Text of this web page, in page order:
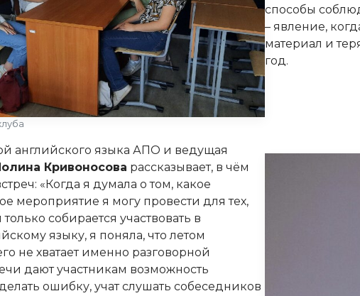
способы
– явление,
материал и
год.
английского языка АПО и ведущая
Кривоносова рассказывает, в чём
«Когда я думала о том, какое
мероприятие я могу провести для тех,
собирается участвовать в
языку, я поняла, что летом
не хватает именно разговорной
дают участникам возможность
ошибку, учат слушать собеседников